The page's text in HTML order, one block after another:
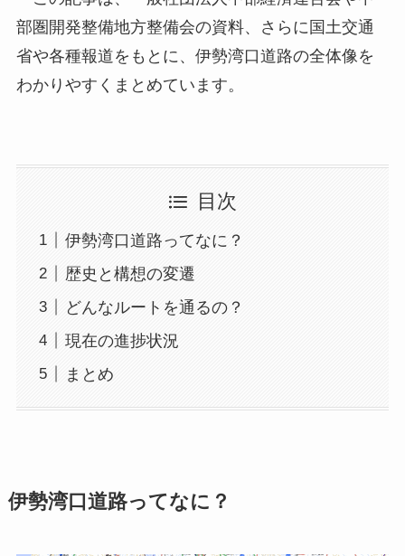
部圏開発整備地方整備会の資料、さらに国土交通
省や各種報道をもとに、伊勢湾口道路の全体像を
わかりやすくまとめています。
目次
伊勢湾口道路ってなに？
歴史と構想の変遷
どんなルートを通るの？
現在の進捗状況
まとめ
伊勢湾口道路ってなに？